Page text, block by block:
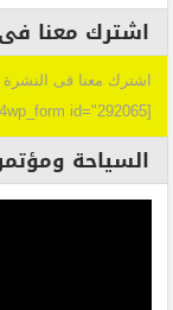
اشترك معنا فى
اشترك معنا فى النشرة
[mc4wp_form id="292065"]
السياحة